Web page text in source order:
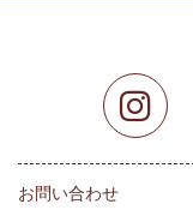
お問い合わせ